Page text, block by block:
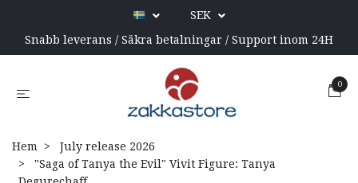
SEK
Snabb leverans / Säkra betalningar / Support inom 24H
0
Hem
July release 2026
"Saga of Tanya the Evil" Vivit Figure: Tanya